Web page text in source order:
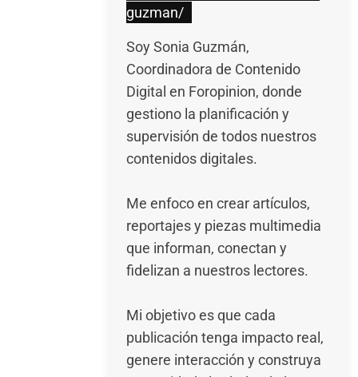
guzman/
Soy Sonia Guzmán,
Coordinadora de Contenido
Digital en Foropinion, donde
gestiono la planificación y
supervisión de todos nuestros
contenidos digitales.
Me enfoco en crear artículos,
reportajes y piezas multimedia
que informan, conectan y
fidelizan a nuestros lectores.
Mi objetivo es que cada
publicación tenga impacto real,
genere interacción y construya